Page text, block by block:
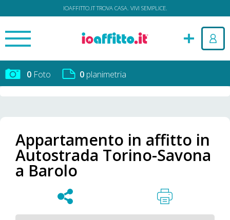
IOAFFITTO.IT TROVA CASA. VIVI SEMPLICE.
0 Foto 0 planimetria
Appartamento in affitto in
Autostrada Torino-Savona
a Barolo